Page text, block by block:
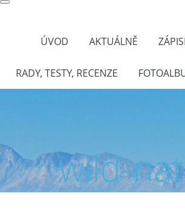
ÚVOD AKTUÁLNĚ
RADY, TESTY, RECENZE
wild-